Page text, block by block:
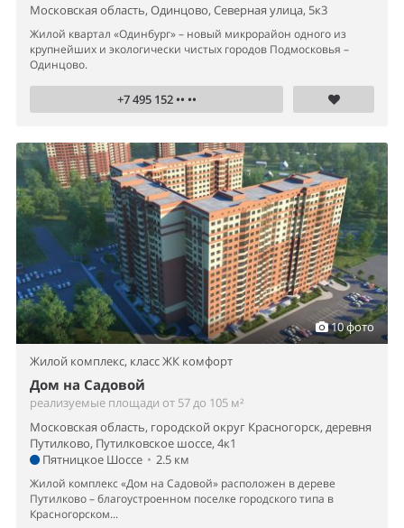
Московская область, Одинцово, Северная улица, 5к3
Жилой квартал «Одинбург» – новый микрорайон одного из
крупнейших и экологически чистых городов Подмосковья –
Одинцово.
+7 495 152 •• ••
10 фото
Жилой комплекс, класс ЖК комфорт
Дом на Садовой
реализуемые площади от 57 до 105 м²
Московская область, городской округ Красногорск, деревня
Путилково, Путилковское шоссе, 4к1
Пятницкое Шоссе • 2.5 км
Жилой комплекс «Дом на Садовой» расположен в дереве
Путилково – благоустроенном поселке городского типа в
Красногорском...